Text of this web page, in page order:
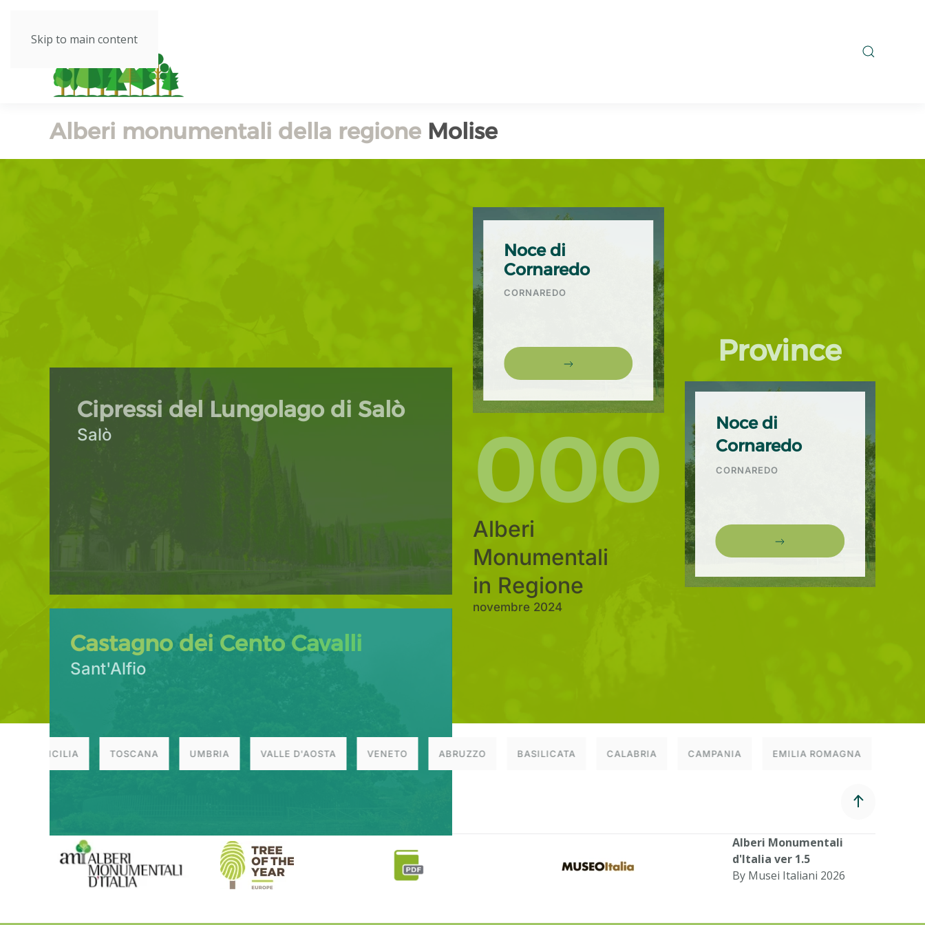
Skip to main content
Alberi monumentali della regione Molise
Cipressi del Lungolago di Salò
Salò
Castagno dei Cento Cavalli
Sant'Alfio
Noce di
Cornaredo
CORNAREDO
000
Alberi
Monumentali
in Regione
novembre 2024
Province
Noce di
Cornaredo
CORNAREDO
ABRUZZO BASILICATA CALABRIA CAMPANIA EMILIA ROMAGNA
SICILIA TOSCANA UMBRIA VALLE D'AOSTA VENETO
Alberi Monumentali
d'Italia ver 1.5
By Musei Italiani 2026